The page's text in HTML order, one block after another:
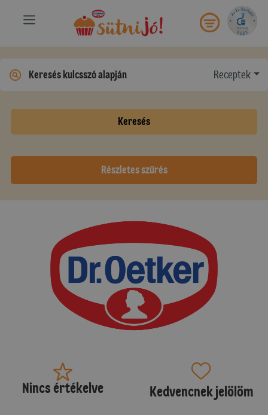
Receptek
Keresés
Részletes szűrés
Nincs értékelve Kedvencnek jelölöm